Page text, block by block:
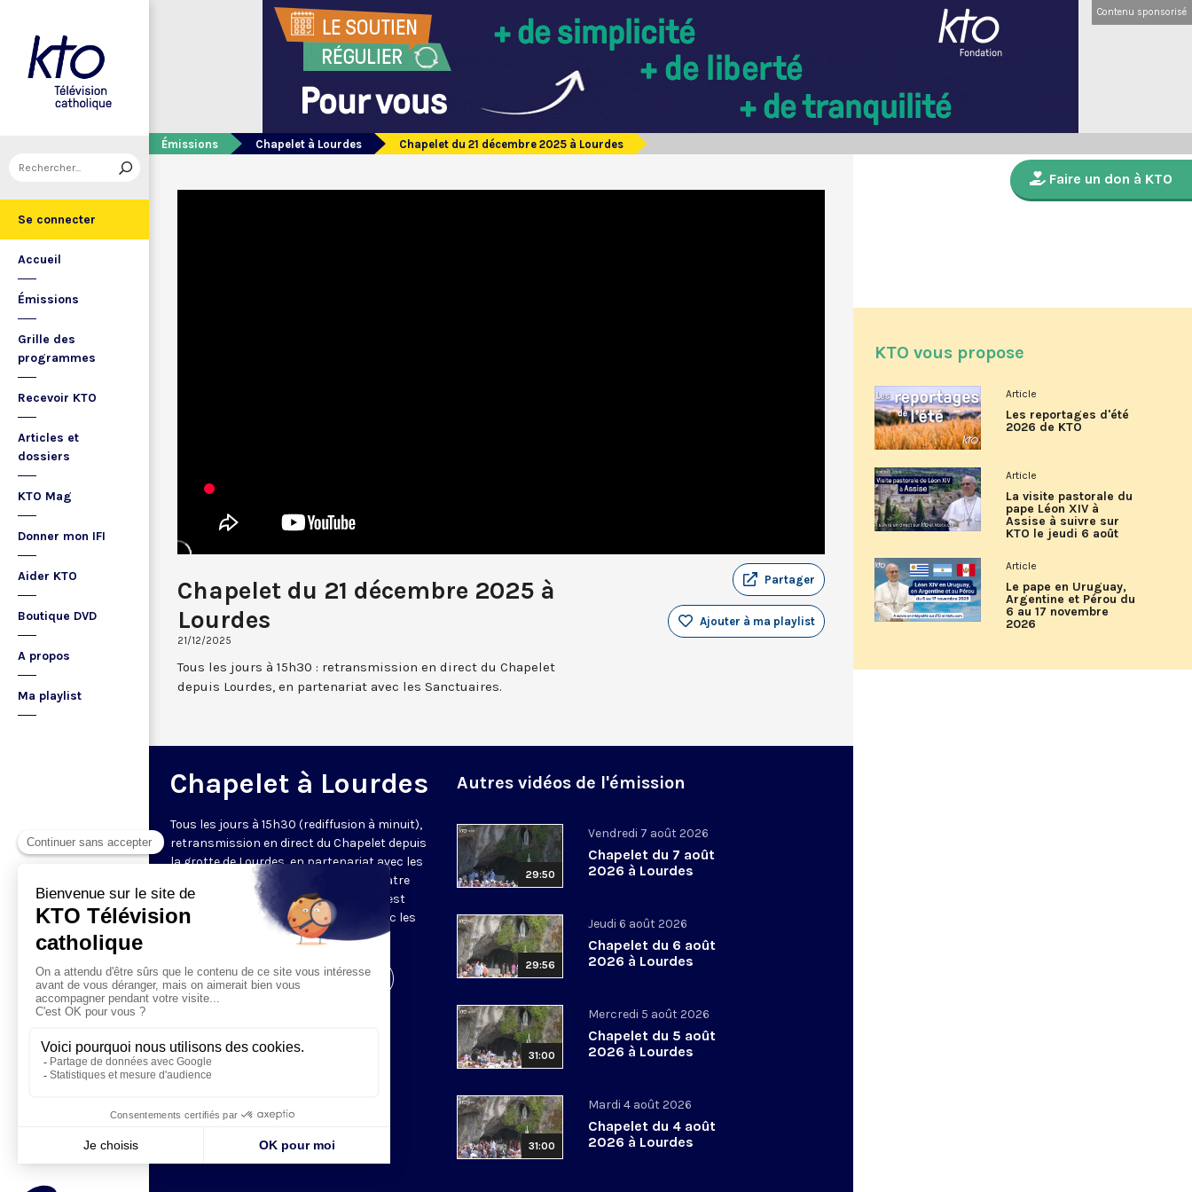
Se connecter
Accueil
Émissions
Grille des
programmes
Recevoir KTO
Articles et
dossiers
KTO Mag
Donner mon IFI
Aider KTO
Boutique DVD
A propos
Ma playlist
Contenu sponsorisé
Émissions Chapelet à Lourdes Chapelet du 21 décembre 2025 à Lourdes
Chapelet du 21 décembre 2025 à
Lourdes
21/12/2025
Partager
Ajouter à ma playlist
Tous les jours à 15h30 : retransmission en direct du Chapelet
depuis Lourdes, en partenariat avec les Sanctuaires.
Chapelet à Lourdes
Tous les jours à 15h30 (rediffusion à minuit),
retransmission en direct du Chapelet depuis
la grotte de Lourdes, en partenariat avec les
Sanctuaires. Chaque jour, l'une des quatre
méditations des mystères du Rosaire est
proposée en communion de prière avec les
Visiter la page de l'émission
Autres vidéos de l'émission
29:50
Vendredi 7 août 2026
Chapelet du 7 août
2026 à Lourdes
29:56
Jeudi 6 août 2026
Chapelet du 6 août
2026 à Lourdes
31:00
Mercredi 5 août 2026
Chapelet du 5 août
2026 à Lourdes
31:00
Mardi 4 août 2026
Chapelet du 4 août
2026 à Lourdes
Faire un don à KTO
KTO vous propose
Article
Les reportages d'été
2026 de KTO
Article
La visite pastorale du
pape Léon XIV à
Assise à suivre sur
KTO le jeudi 6 août
Article
Le pape en Uruguay,
Argentine et Pérou du
6 au 17 novembre
2026